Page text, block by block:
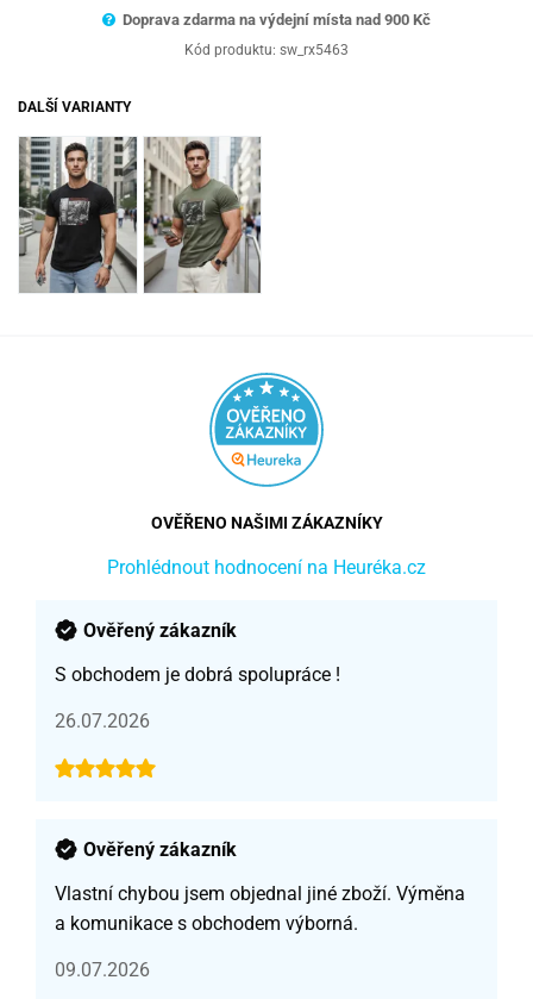
Doprava zdarma na výdejní místa nad 900 Kč
Kód produktu: sw_rx5463
DALŠÍ VARIANTY
OVĚŘENO NAŠIMI ZÁKAZNÍKY
Prohlédnout hodnocení na Heuréka.cz
Ověřený zákazník
S obchodem je dobrá spolupráce !
26.07.2026
Ověřený zákazník
Vlastní chybou jsem objednal jiné zboží. Výměna
a komunikace s obchodem výborná.
09.07.2026